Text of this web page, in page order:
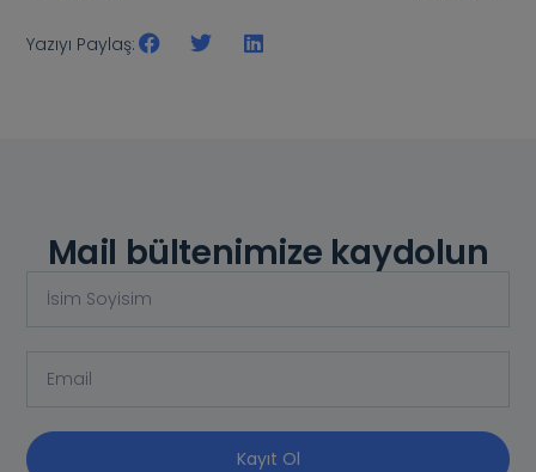
Yazıyı Paylaş:
Mail bültenimize kaydolun
Kayıt Ol